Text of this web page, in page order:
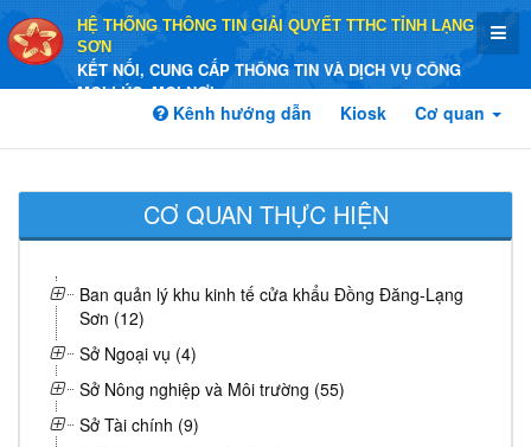
HỆ THỐNG THÔNG TIN GIẢI QUYẾT TTHC TỈNH LẠNG
SƠN
KẾT NỐI, CUNG CẤP THÔNG TIN VÀ DỊCH VỤ CÔNG
MỌI LÚC, MỌI NƠI
Kênh hướng dẫn Kiosk Cơ quan
CƠ QUAN THỰC HIỆN
Ban quản lý khu kinh tế cửa khẩu Đồng Đăng-Lạng
Sơn (12)
Sở Ngoại vụ (4)
Sở Nông nghiệp và Môi trường (55)
Sở Tài chính (9)